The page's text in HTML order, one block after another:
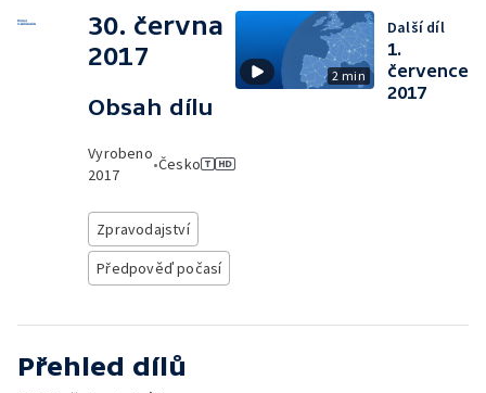
30. června
2017
Obsah dílu
Vyrobeno
2017
•Česko
Zpravodajství
Předpověď počasí
2 min
Další díl
1.
července
2017
Přehled dílů